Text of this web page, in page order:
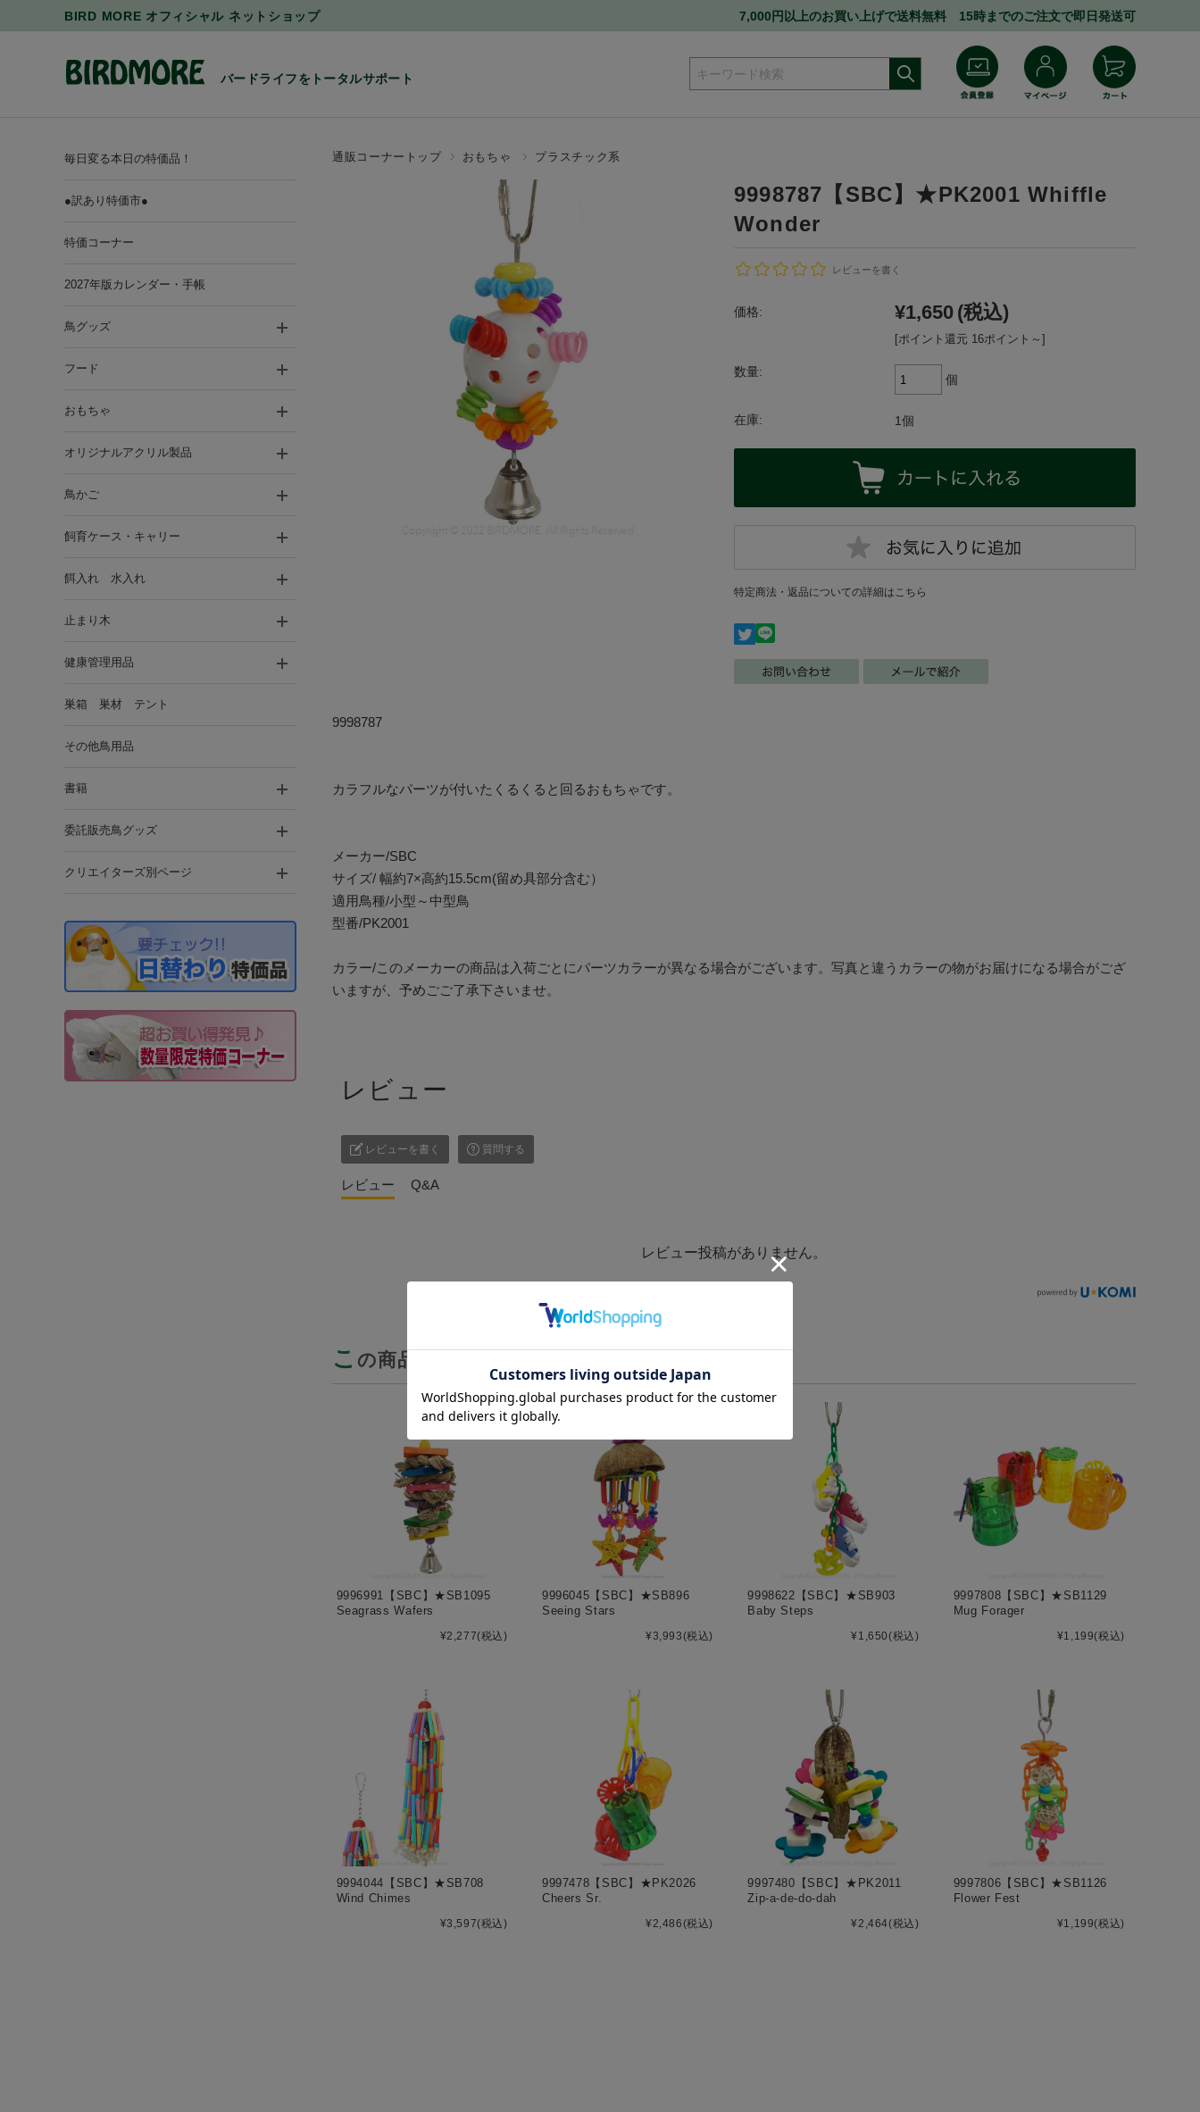
BIRD MORE オフィシャル ネットショップ 7,000円以上のお買い上げで送料無料 15時までのご注文で即日発送可
バードライフをトータルサポート
通販コーナートップ おもちゃ プラスチック系
9998787【SBC】★PK2001 Whiffle
Wonder
レビューを書く
価格: ¥1,650 (税込)
[ポイント還元 16ポイント～]
数量:
個
在庫: 1個
特定商法・返品についての詳細はこちら
9998787
カラフルなパーツが付いたくるくると回るおもちゃです。
メーカー/SBC
サイズ/ 幅約7×高約15.5cm(留め具部分含む）
適用鳥種/小型～中型鳥
型番/PK2001
カラー/このメーカーの商品は入荷ごとにパーツカラーが異なる場合がございます。写真と違うカラーの物がお届けになる場合がござ
いますが、予めごご了承下さいませ。
レビュー
レビューを書く 質問する
レビュー Q&A
レビュー投稿がありません。
こ の商品を見た人はこんな商品も見ています
9996991【SBC】★SB1095
Seagrass Wafers
¥2,277(税込)
9996045【SBC】★SB896
Seeing Stars
¥3,993(税込)
9998622【SBC】★SB903
Baby Steps
¥1,650(税込)
9997808【SBC】★SB1129
Mug Forager
¥1,199(税込)
9994044【SBC】★SB708
Wind Chimes
¥3,597(税込)
9997478【SBC】★PK2026
Cheers Sr.
¥2,486(税込)
9997480【SBC】★PK2011
Zip-a-de-do-dah
¥2,464(税込)
9997806【SBC】★SB1126
Flower Fest
¥1,199(税込)
毎日変る本日の特価品！
●訳あり特価市●
特価コーナー
2027年版カレンダー・手帳
鳥グッズ
フード
おもちゃ
オリジナルアクリル製品
鳥かご
飼育ケース・キャリー
餌入れ 水入れ
止まり木
健康管理用品
巣箱 巣材 テント
その他鳥用品
書籍
委託販売鳥グッズ
クリエイターズ別ページ